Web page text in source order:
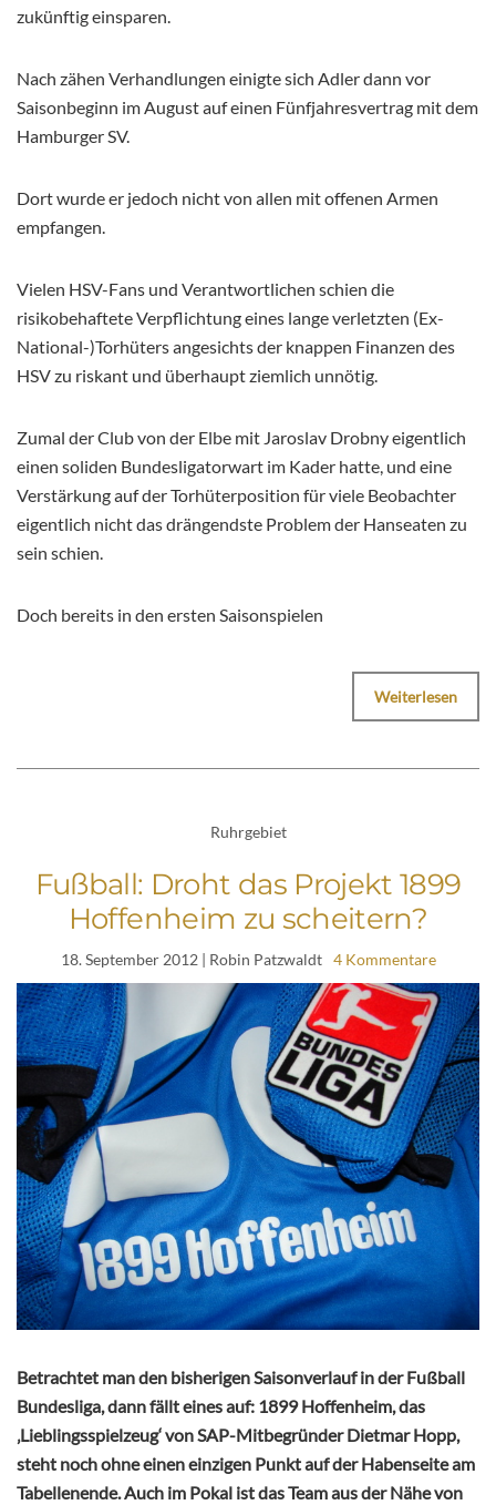
zukünftig einsparen.
Nach zähen Verhandlungen einigte sich Adler dann vor
Saisonbeginn im August auf einen Fünfjahresvertrag mit dem
Hamburger SV.
Dort wurde er jedoch nicht von allen mit offenen Armen
empfangen.
Vielen HSV-Fans und Verantwortlichen schien die
risikobehaftete Verpflichtung eines lange verletzten (Ex-
National-)Torhüters angesichts der knappen Finanzen des
HSV zu riskant und überhaupt ziemlich unnötig.
Zumal der Club von der Elbe mit Jaroslav Drobny eigentlich
einen soliden Bundesligatorwart im Kader hatte, und eine
Verstärkung auf der Torhüterposition für viele Beobachter
eigentlich nicht das drängendste Problem der Hanseaten zu
sein schien.
Doch bereits in den ersten Saisonspielen
Weiterlesen
Ruhrgebiet
Fußball: Droht das Projekt 1899
Hoffenheim zu scheitern?
18. September 2012| Robin Patzwaldt 4 Kommentare
Betrachtet man den bisherigen Saisonverlauf in der Fußball
Bundesliga, dann fällt eines auf: 1899 Hoffenheim, das
‚Lieblingsspielzeug‘ von SAP-Mitbegründer Dietmar Hopp,
steht noch ohne einen einzigen Punkt auf der Habenseite am
Tabellenende. Auch im Pokal ist das Team aus der Nähe von